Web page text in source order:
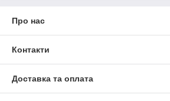
Про нас
Контакти
Доставка та оплата